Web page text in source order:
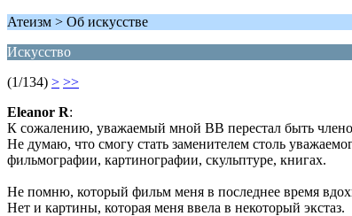
Атеизм > Об искусстве
Искусство
(1/134) > >>
Eleanor R:
К сожалению, уважаемый мной ВВ перестал быть
Не думаю, что смогу стать заменителем столь
фильмографии, картинографии, скульптуре, книгах.
Не помню, который фильм меня в последнее время
Нет и картины, которая меня ввела в некоторый экстаз.